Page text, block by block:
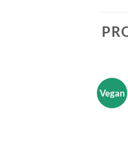
Vegan